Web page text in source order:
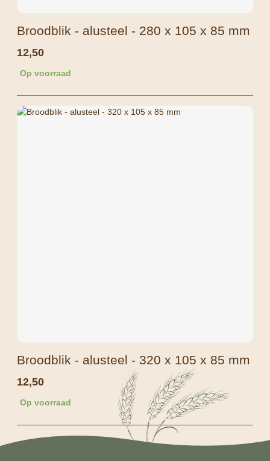
Broodblik - alusteel - 280 x 105 x 85 mm
12,50
Op voorraad
Broodblik - alusteel - 320 x 105 x 85 mm
12,50
Op voorraad